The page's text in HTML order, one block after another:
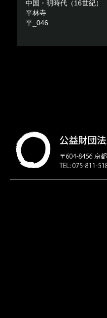
中国・明時代（16世紀）
平林寺
平_046